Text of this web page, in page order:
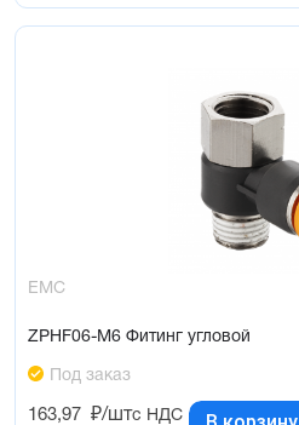
EMC
ZPHF06-M6 Фитинг угловой
Под заказ
163,97 ₽/штс НДС